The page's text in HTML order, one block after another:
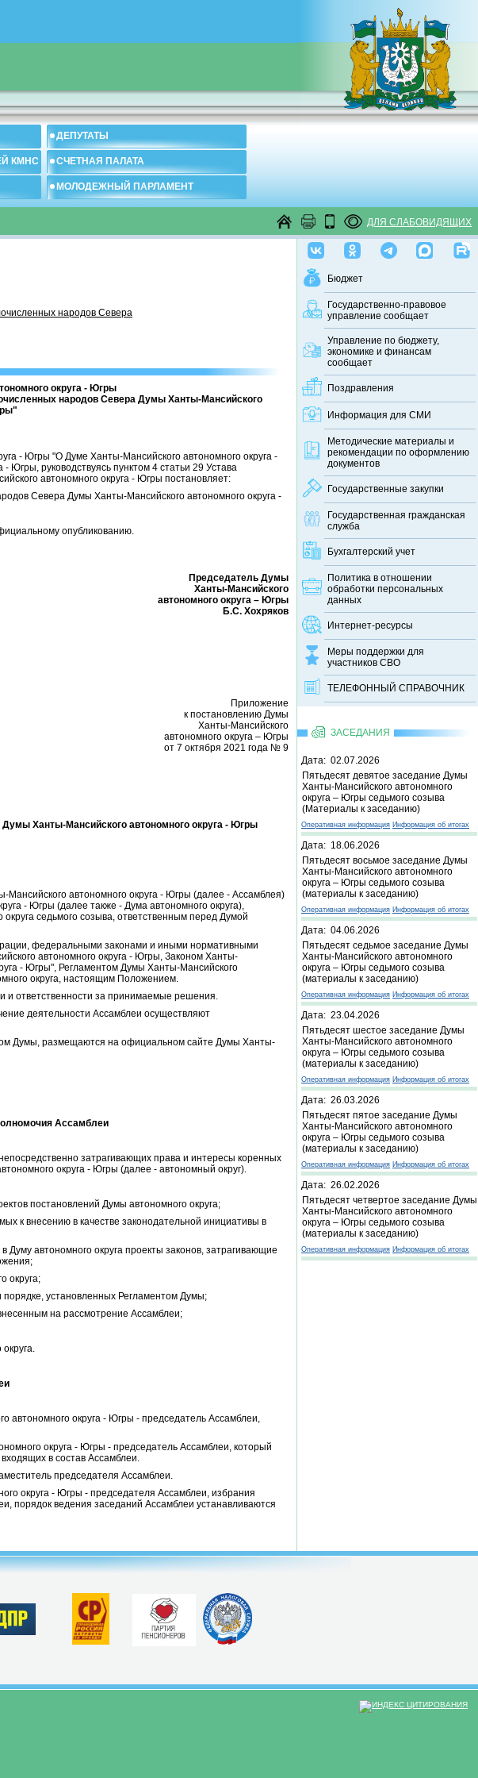
ДЕПУТАТЫ
КМНС СЧЕТНАЯ ПАЛАТА
МОЛОДЕЖНЫЙ ПАРЛАМЕНТ
ДЛЯ СЛАБОВИДЯЩИХ
Бюджет
Государственно-правовое
управление сообщает
Управление по бюджету,
экономике и финансам
сообщает
Поздравления
Информация для СМИ
Методические материалы и
рекомендации по оформлению
документов
Государственные закупки
Государственная гражданская
служба
Бухгалтерский учет
Политика в отношении
обработки персональных
данных
Интернет-ресурсы
Меры поддержки для
участников СВО
ТЕЛЕФОННЫЙ CПРАВОЧНИК
ЗАСЕДАНИЯ
Дата: 02.07.2026
Пятьдесят девятое заседание Думы
Ханты-Мансийского автономного
округа – Югры седьмого созыва
(Материалы к заседанию)
Оперативная информация Информация об итогах
Дата: 18.06.2026
Пятьдесят восьмое заседание Думы
Ханты-Мансийского автономного
округа – Югры седьмого созыва
(материалы к заседанию)
Оперативная информация Информация об итогах
Дата: 04.06.2026
Пятьдесят седьмое заседание Думы
Ханты-Мансийского автономного
округа – Югры седьмого созыва
(материалы к заседанию)
Оперативная информация Информация об итогах
Дата: 23.04.2026
Пятьдесят шестое заседание Думы
Ханты-Мансийского автономного
округа – Югры седьмого созыва
(материалы к заседанию)
Оперативная информация Информация об итогах
Дата: 26.03.2026
Пятьдесят пятое заседание Думы
Ханты-Мансийского автономного
округа – Югры седьмого созыва
(материалы к заседанию)
Оперативная информация Информация об итогах
Дата: 26.02.2026
Пятьдесят четвертое заседание Думы
Ханты-Мансийского автономного
округа – Югры седьмого созыва
(материалы к заседанию)
Оперативная информация Информация об итогах
народов Севера
округа - Югры
народов Севера Думы Ханты-Мансийского
- Югры "О Думе Ханты-Мансийского автономного округа -
Югры, руководствуясь пунктом 4 статьи 29 Устава
автономного округа - Югры постановляет:
Севера Думы Ханты-Мансийского автономного округа -
опубликованию.
Председатель Думы
Ханты-Мансийского
автономного округа – Югры
Б.С. Хохряков
Приложение
к постановлению Думы
Ханты-Мансийского
автономного округа – Югры
от 7 октября 2021 года № 9
Ханты-Мансийского автономного округа - Югры
автономного округа - Югры (далее - Ассамблея)
- Югры (далее также - Дума автономного округа),
седьмого созыва, ответственным перед Думой
федеральными законами и иными нормативными
автономного округа - Югры, Законом Ханты-
- Югры", Регламентом Думы Ханты-Мансийского
округа, настоящим Положением.
и ответственности за принимаемые решения.
деятельности Ассамблеи осуществляют
Думы, размещаются на официальном сайте Думы Ханты-
Ассамблеи
затрагивающих права и интересы коренных
округа - Югры (далее - автономный округ).
постановлений Думы автономного округа;
к внесению в качестве законодательной инициативы в
автономного округа проекты законов, затрагивающие
округа;
установленных Регламентом Думы;
на рассмотрение Ассамблеи;
автономного округа - Югры - председатель Ассамблеи,
округа - Югры - председатель Ассамблеи, который
в состав Ассамблеи.
председателя Ассамблеи.
округа - Югры - председателя Ассамблеи, избрания
порядок ведения заседаний Ассамблеи устанавливаются